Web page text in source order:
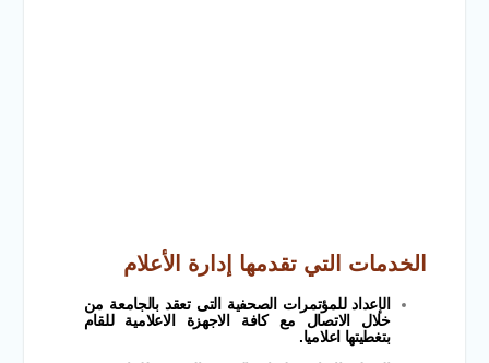
الخدمات التي تقدمها إدارة الأعلام
الإعداد للمؤتمرات الصحفية التى تعقد بالجامعة من
خلال الاتصال مع كافة الاجهزة الاعلامية للقام
بتغطيتها اعلاميا.